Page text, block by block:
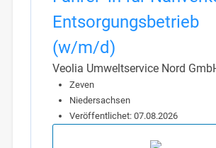
Entsorgungsbetrieb
(w/m/d)
Veolia Umweltservice Nord
Zeven
Niedersachsen
Veröffentlichet: 07.08.2026